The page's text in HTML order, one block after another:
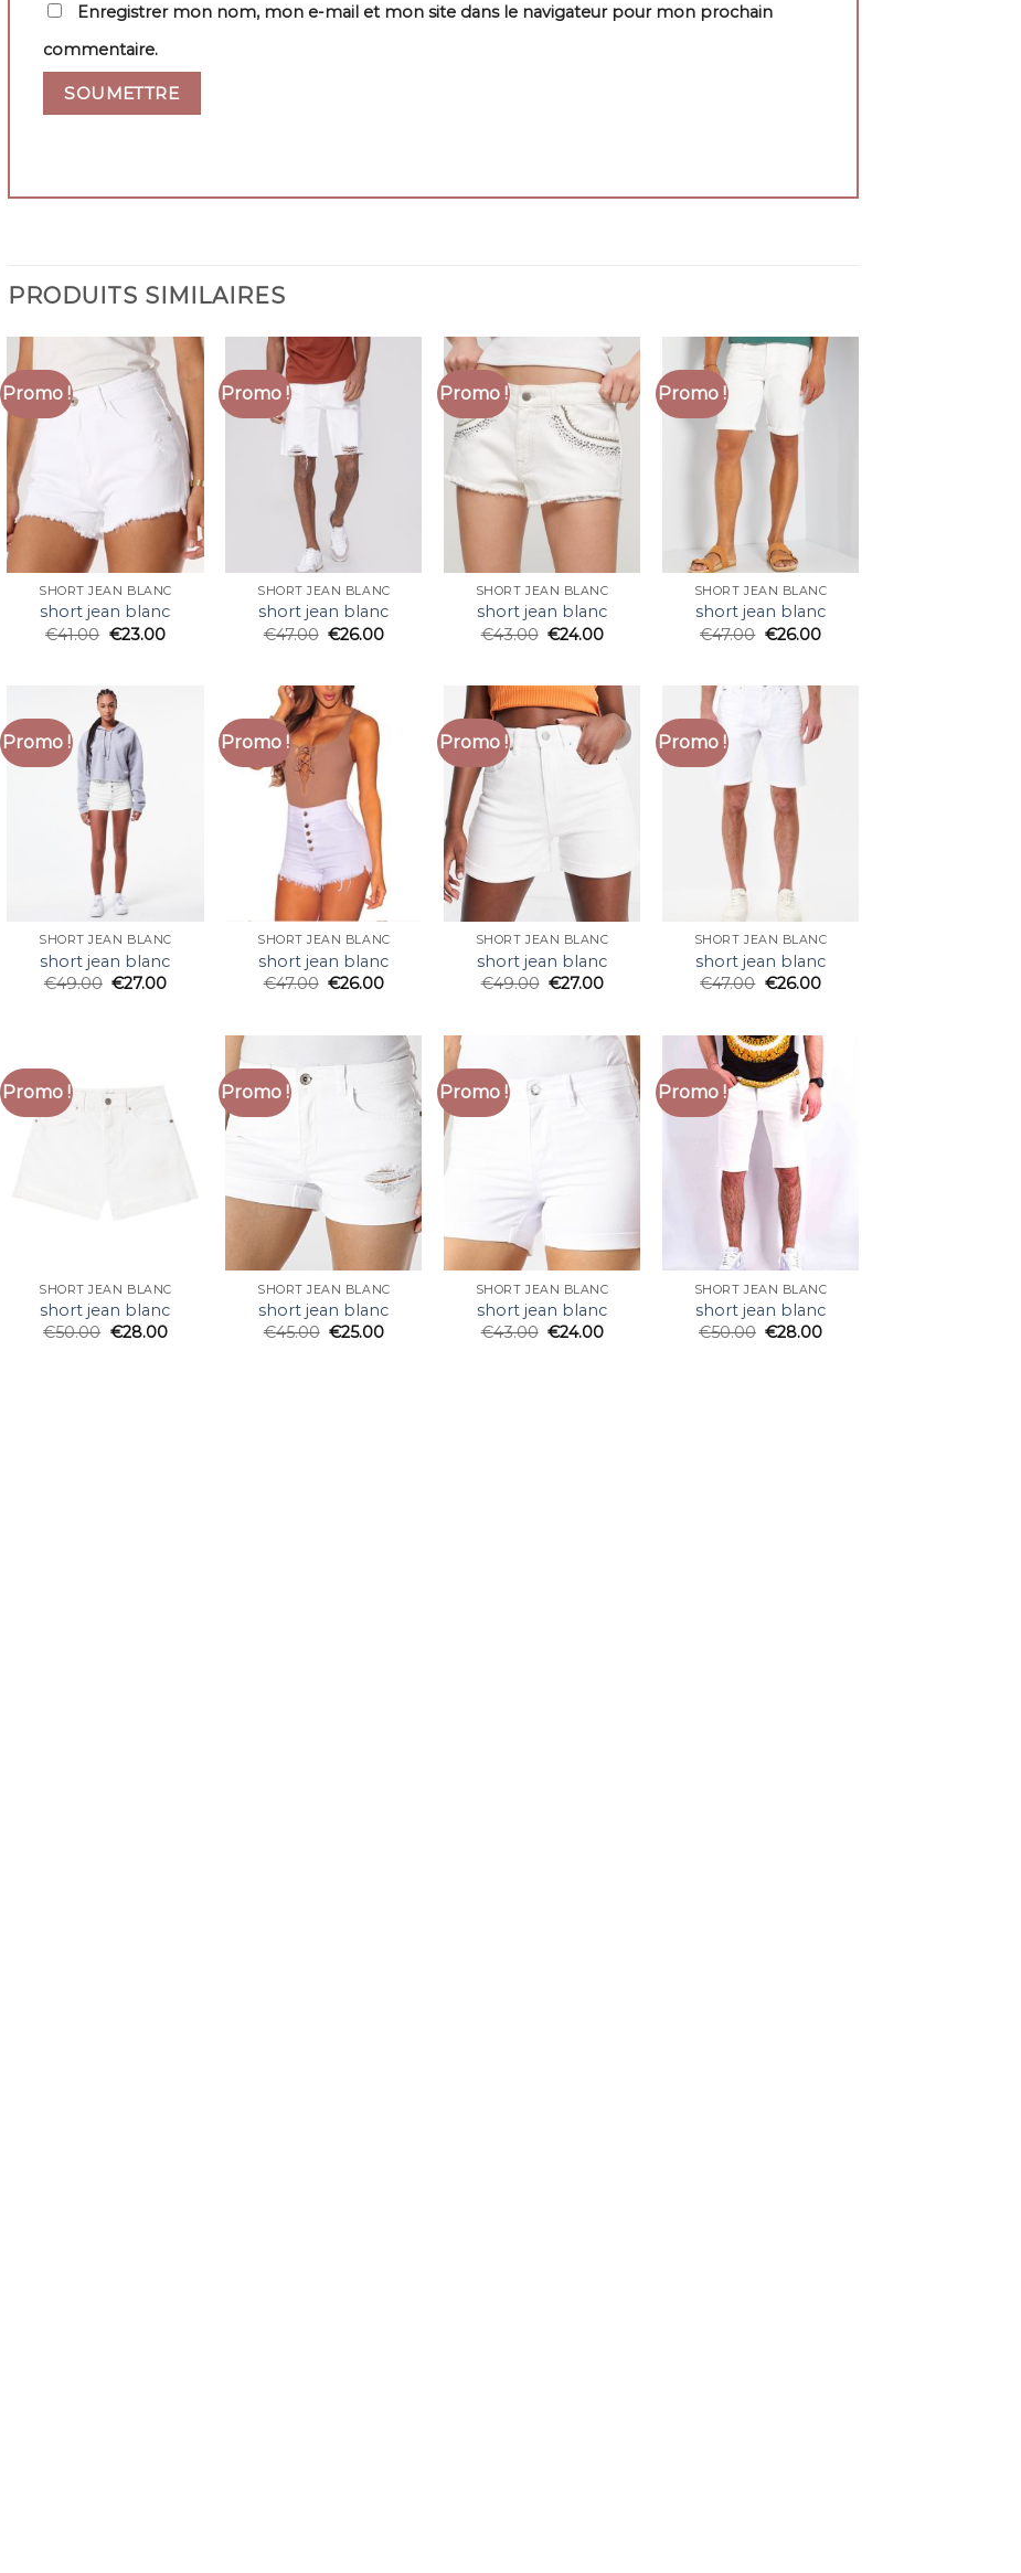
Enregistrer mon nom, mon e-mail et mon site dans le navigateur pour mon prochain
commentaire.
PRODUITS SIMILAIRES
Promo !
SHORT JEAN BLANC
short jean blanc
€41.00 €23.00
Promo !
SHORT JEAN BLANC
short jean blanc
€47.00 €26.00
Promo !
SHORT JEAN BLANC
short jean blanc
€43.00 €24.00
Promo !
SHORT JEAN BLANC
short jean blanc
€47.00 €26.00
Promo !
SHORT JEAN BLANC
short jean blanc
€49.00 €27.00
Promo !
SHORT JEAN BLANC
short jean blanc
€47.00 €26.00
Promo !
SHORT JEAN BLANC
short jean blanc
€49.00 €27.00
Promo !
SHORT JEAN BLANC
short jean blanc
€47.00 €26.00
Promo !
SHORT JEAN BLANC
short jean blanc
€50.00 €28.00
Promo !
SHORT JEAN BLANC
short jean blanc
€45.00 €25.00
Promo !
SHORT JEAN BLANC
short jean blanc
€43.00 €24.00
Promo !
SHORT JEAN BLANC
short jean blanc
€50.00 €28.00